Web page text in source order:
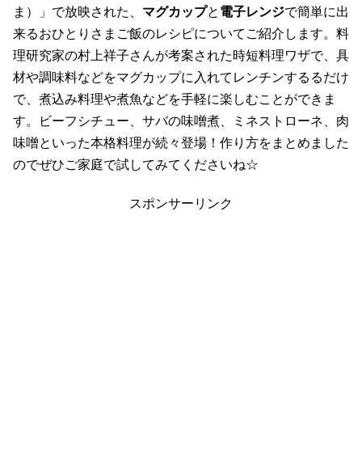
ま）」で放映された、 マグカップと 電子レンジで簡単に出
来るおひとりさまご飯のレシピについてご紹介します。料
理研究家の村上祥子さんが考案された時短料理ワザで、具
材や調味料などをマグカップに入れてレンチンするるだけ
で、煮込み料理や煮魚などを手軽に楽しむことができま
す。ビーフシチュー、サバの味噌煮、ミネストローネ、肉
味噌といった本格料理が続々登場！作り方をまとめました
のでぜひご家庭で試してみてくださいね☆
スポンサーリンク